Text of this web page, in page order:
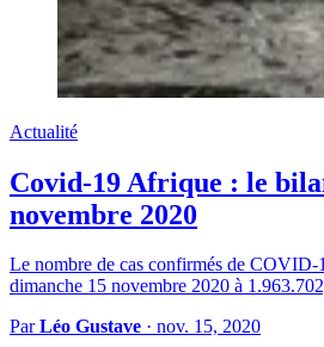
Actualité
Covid-19 Afrique : le
novembre 2020
Le nombre de cas confirmés de COVID-
dimanche 15 novembre 2020 à
ParLéo Gustave · nov. 15, 2020